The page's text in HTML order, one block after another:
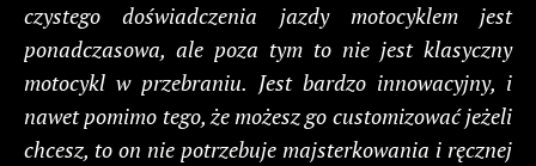
czystego doświadczenia jazdy motocyklem jest
ponadczasowa, ale poza tym to nie jest klasyczny
motocykl w przebraniu. Jest bardzo innowacyjny, i
nawet pomimo tego, że możesz go customizować jeżeli
chcesz, to on nie potrzebuje majsterkowania i ręcznej